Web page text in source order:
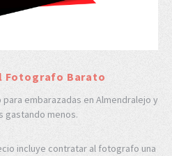
Fotografo Barato
embarazadas en Almendralejo y
gastando menos.
incluye contratar al fotografo una